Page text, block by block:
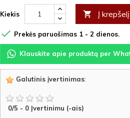
Kiekis  Į krepšelį
 Prekės paruošimas 1 - 2 dienos.
Klauskite apie produktą per
Galutinis įvertinimas:
0/5 - 0 Įvertinimu (-ais)